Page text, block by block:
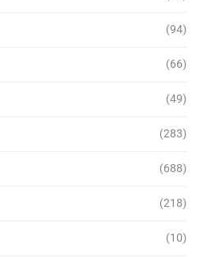
(94)
(66)
(49)
(283)
(688)
(218)
(10)